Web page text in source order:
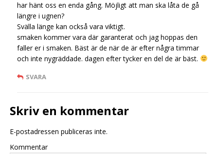
har hänt oss en enda gång. Möjligt att man ska låta de gå
längre i ugnen?
Svälla länge kan också vara viktigt.
smaken kommer vara där garanterat och jag hoppas den
faller er i smaken. Bäst är de när de är efter några timmar
och inte nygräddade. dagen efter tycker en del de är bäst.
SVARA
Skriv en kommentar
E-postadressen publiceras inte.
Kommentar